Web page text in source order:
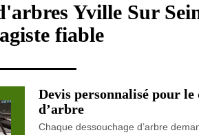
Yville Sur
fiable
Devis personnalisé pour le
d’arbre
Chaque dessouchage d’arbre